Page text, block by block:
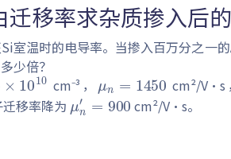
迁移率求杂质掺入后
室温时的电导率。当掺入百万分之一
少倍？
×1010
cm⁻³， cm²/V·s
移率降为
μn =900
cm²/V·s。